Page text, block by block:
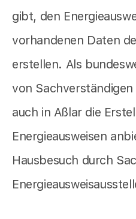
gibt, den
vorhandenen Daten
erstellen. Als
von
auch in Aßlar die
Energieausweisen
Hausbesuch durch